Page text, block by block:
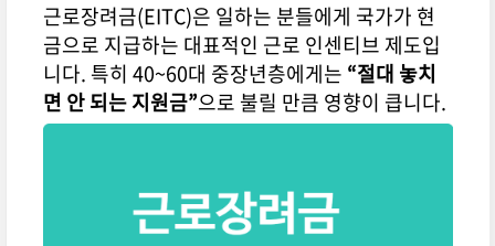
근로장려금(EITC)은 일하는 분들에게 국가가 현
금으로 지급하는 대표적인 근로 인센티브 제도입
니다. 특히 40~60대 중장년층에게는 “절대 놓치
면 안 되는 지원금”으로 불릴 만큼 영향이 큽니다.